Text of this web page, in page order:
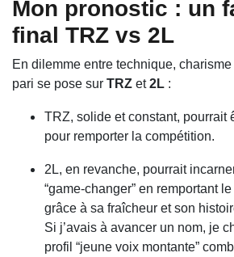
Mon pronostic : un
final TRZ vs 2L
En dilemme entre technique,
pari se pose sur TRZ et2L :
TRZ, solide et constant, pourrait
pour remporter la compétition.
2L, en revanche, pourrait
“game-changer” en remportant
grâce à sa fraîcheur et son
Si j’avais à avancer un nom, je
profil “jeune voix montante”